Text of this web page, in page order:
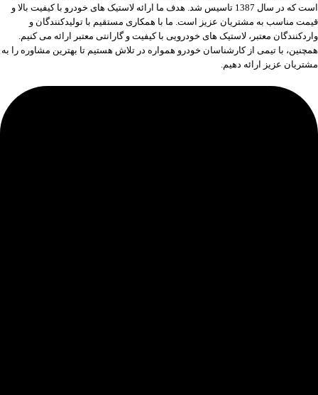
است که در سال 1387 تاسیس شد. هدف ما ارائه لاستیک های خودرو با کیفیت بالا و
قیمت مناسب به مشتریان عزیز است. ما با همکاری مستقیم با تولیدکنندگان و
واردکنندگان معتبر، لاستیک های خودرویی با کیفیت و گارانتی معتبر ارائه می کنیم.
همچنین، با تیمی از کارشناسان خودرو همواره در تلاش هستیم تا بهترین مشاوره را به
مشتریان عزیز ارائه دهیم.